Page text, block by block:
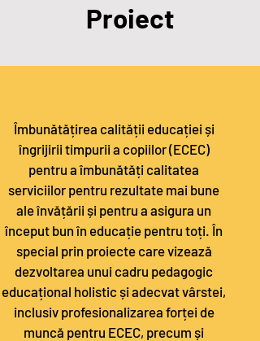
Proiect
Îmbunătățirea calității educației și
îngrijirii timpurii a copiilor (ECEC)
pentru a îmbunătăți calitatea
serviciilor pentru rezultate mai bune
ale învățării și pentru a asigura un
început bun în educație pentru toți. În
special prin proiecte care vizează
dezvoltarea unui cadru pedagogic
educațional holistic și adecvat vârstei,
inclusiv profesionalizarea forței de
muncă pentru ECEC, precum și